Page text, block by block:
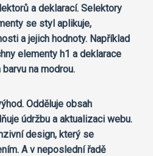
a deklarací. Selektory
se styl aplikuje,
a jejich hodnoty. Například
elementy h1 a deklarace
na modrou.
Odděluje obsah
údržbu a aktualizaci webu.
design, který se
A v neposlední řadě